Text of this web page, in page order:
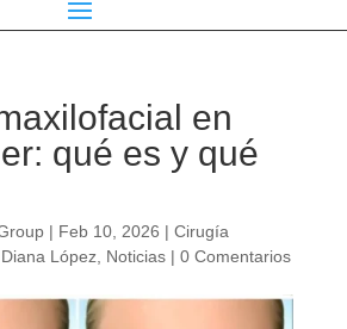
en
qué es y qué
| Feb 10, 2026 | Cirugía
López, Noticias| 0 Comentarios